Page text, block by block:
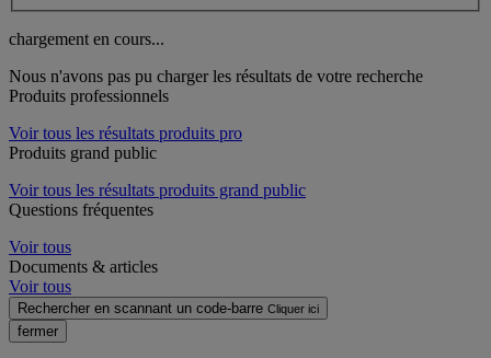
chargement en cours...
Nous n'avons pas pu charger les résultats de votre recherche
Produits professionnels
Voir tous les résultats produits pro
Produits grand public
Voir tous les résultats produits grand public
Questions fréquentes
Voir tous
Documents & articles
Voir tous
Rechercher en scannant un code-barre Cliquer ici
fermer